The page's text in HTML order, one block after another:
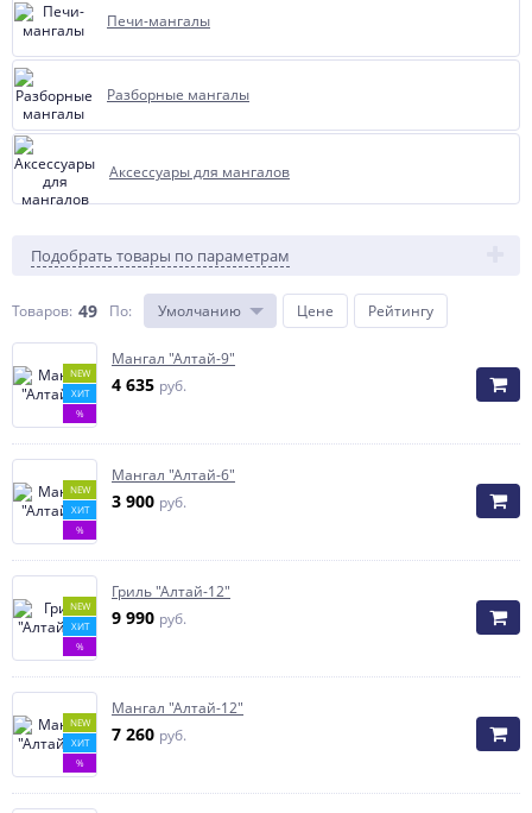
Печи-мангалы
Разборные мангалы
Аксессуары для мангалов
Подобрать товары по параметрам
Товаров: 49 По: Умолчанию Цене Рейтингу
NEW
ХИТ
%
Мангал "Алтай-9"
4 635 руб.
NEW
ХИТ
%
Мангал "Алтай-6"
3 900 руб.
NEW
ХИТ
%
Гриль "Алтай-12"
9 990 руб.
NEW
ХИТ
%
Мангал "Алтай-12"
7 260 руб.